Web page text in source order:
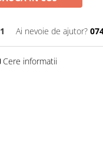
Ai nevoie de ajutor?
Cere informatii